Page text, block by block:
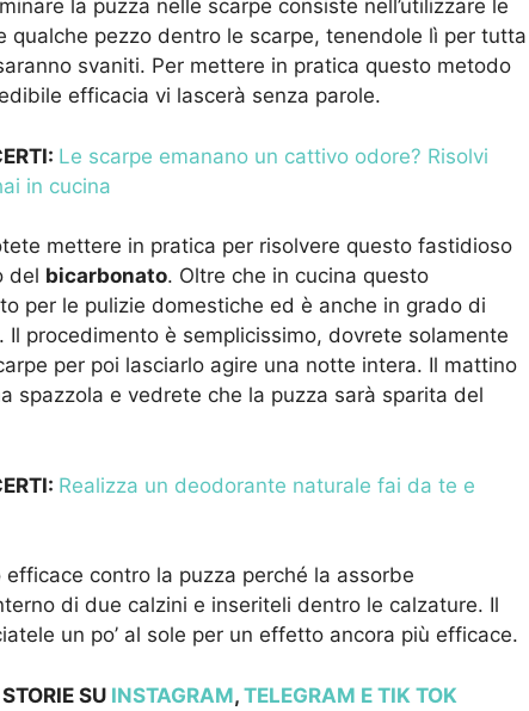
la puzza nelle scarpe consiste nell’utilizzare le
qualche pezzo dentro le scarpe, tenendole lì per tutta
svaniti. Per mettere in pratica questo metodo
efficacia vi lascerà senza parole.
Le scarpe emanano un cattivo odore? Risolvi
in cucina
mettere in pratica per risolvere questo fastidioso
del bicarbonato. Oltre che in cucina questo
per le pulizie domestiche ed è anche in grado di
. Il procedimento è semplicissimo, dovrete solamente
per poi lasciarlo agire una notte intera. Il mattino
spazzola e vedrete che la puzza sarà sparita del
Realizza un deodorante naturale fai da te e
efficace contro la puzza perché la assorbe
di due calzini e inseriteli dentro le calzature. Il
un po’ al sole per un effetto ancora più efficace.
SU INSTAGRAM, TELEGRAM E TIK TOK